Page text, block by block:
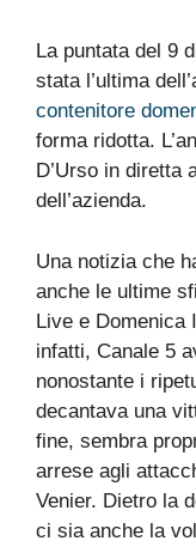
La puntata del 9
stata l’ultima
contenitore
forma ridotta.
D’Urso in diretta
dell’azienda.
Una notizia che
anche le ultime
Live e Domenica
infatti, Canale 5
nonostante i
decantava una
fine, sembra
arrese agli
Venier. Dietro la
ci sia anche la